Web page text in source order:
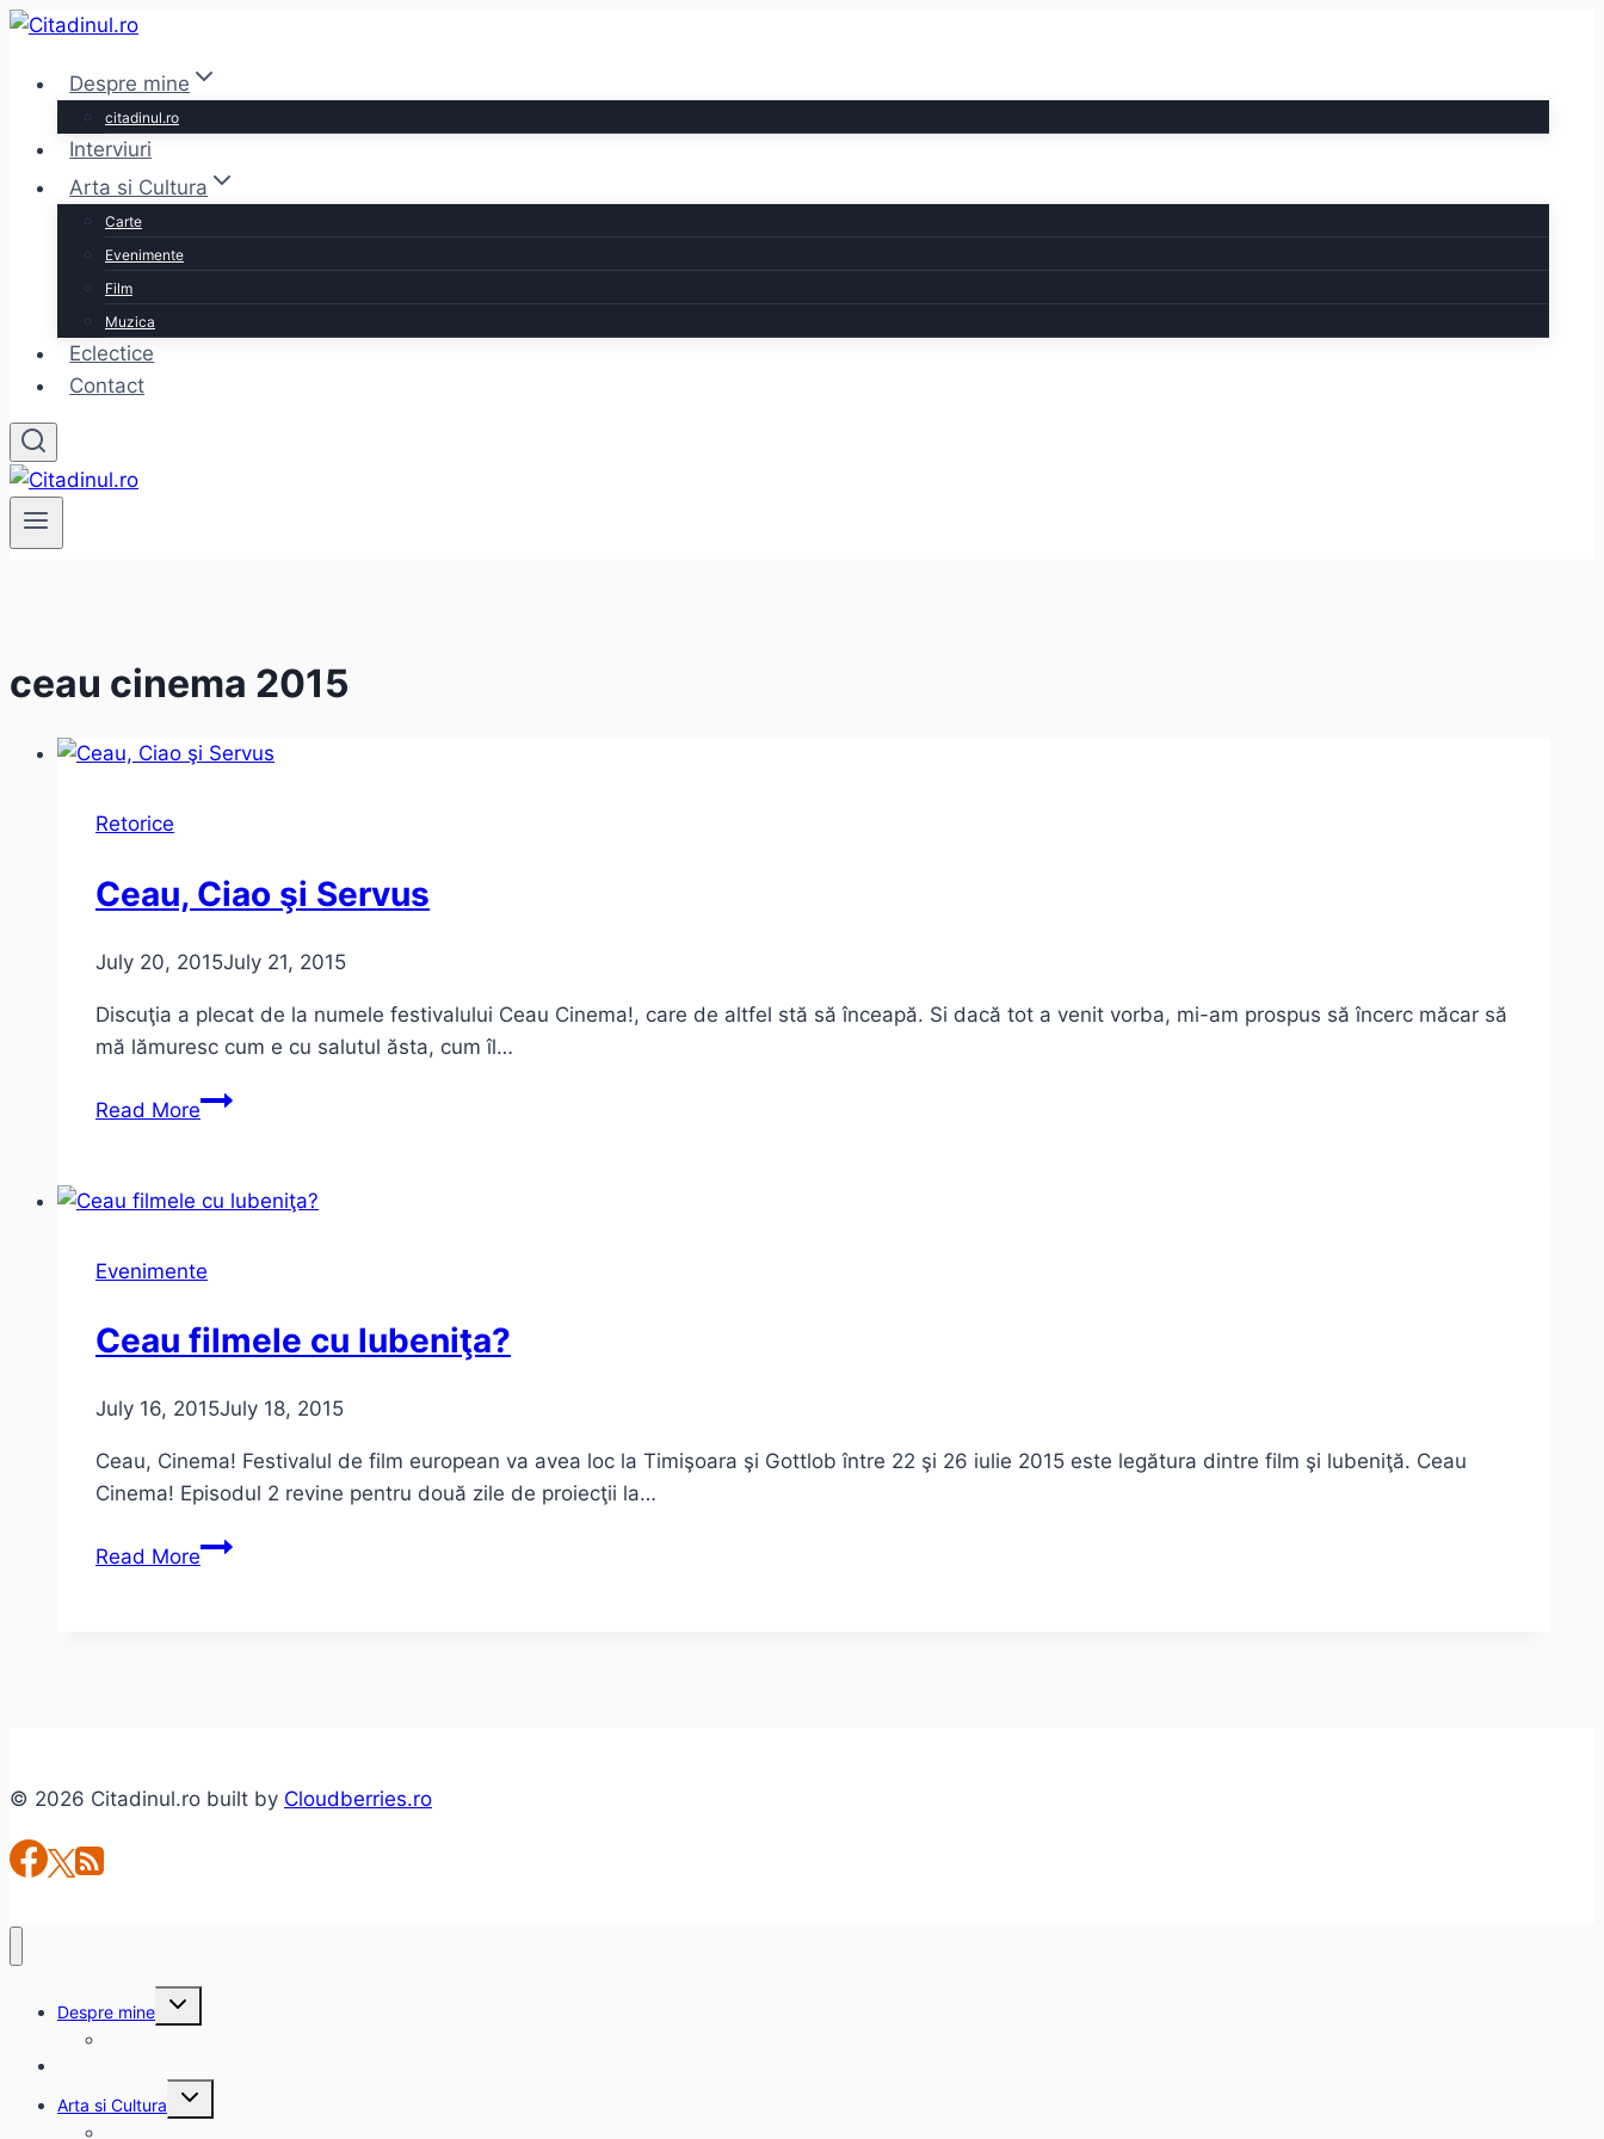
Skip
contentDespre mine
citadinul.ro
Interviuri
Arta si Cultura
Carte
Evenimente
Film
Muzica
Eclectice
Contact
ceau cinema 2015
Retorice
Ceau, Ciao şi Servus
July 20, 2015July 21, 2015
Discuţia a plecat de la numele festivalului Ceau Cinema!, care de altfel stă să înceapă. Si dacă tot a venit vorba, mi-am prospus să încerc măcar să
mă lămuresc cum e cu salutul ăsta, cum îl…
Read MoreCeau,
Servus
Evenimente
Ceau filmele cu lubeniţa?
July 16, 2015July 18, 2015
Ceau, Cinema! Festivalul de film european va avea loc la Timişoara şi Gottlob între 22 şi 26 iulie 2015 este legătura dintre film şi lubeniţă. Ceau
Cinema! Episodul 2 revine pentru două zile de proiecţii la…
Read MoreCeau
© 2026 Citadinul.ro built by Cloudberries.ro
Despre mine
Toggle
Arta si Cultura
Toggle